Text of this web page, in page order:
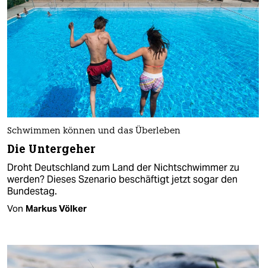
Schwimmen können und das Überleben
Die Untergeher
Droht Deutschland zum Land der Nichtschwimmer zu
werden? Dieses Szenario beschäftigt jetzt sogar den
Bundestag.
Von Markus Völker